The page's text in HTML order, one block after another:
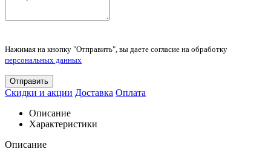
Нажимая на кнопку "Отправить", вы даете согласие на обработку
персональных данных
Отправить
Скидки и акции Доставка Оплата
Описание
Характеристики
Описание